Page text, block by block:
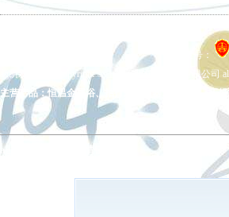
备案号：
ag凯发k8国际 copyright © 上海五相仪器仪表有限公司
主营产品：恒温金属浴、拍打式均质器、氮吹仪、干
ag凯发k8国际的友情链接：